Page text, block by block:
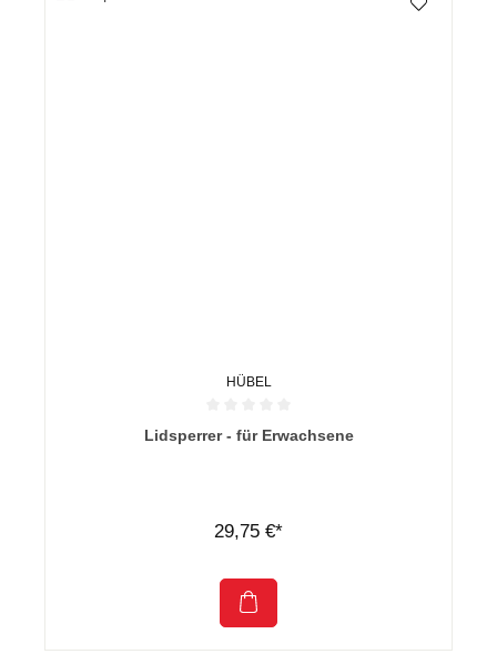
HÜBEL
Durchschnittliche Bewertung von 0 von 5 Sternen
Lidsperrer - für Erwachsene
29,75 €*